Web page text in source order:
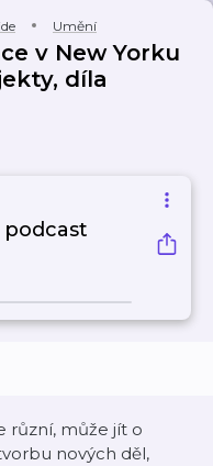
Umění
v New Yorku
díla
podcast
různí, může jít o
nových děl,